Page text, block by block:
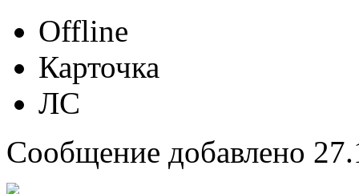
Offline
Карточка
ЛС
Сообщение добавлено